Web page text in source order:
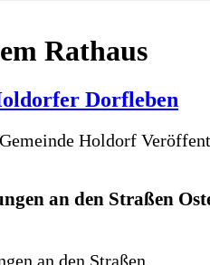
Rathaus
Dorfleben
Holdorf
an den Straßen